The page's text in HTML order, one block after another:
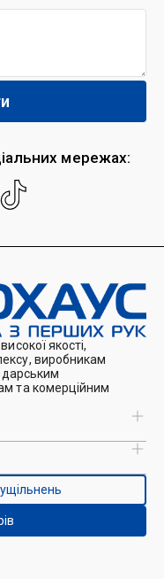
мережах:
якості,
виробникам
та комерційним